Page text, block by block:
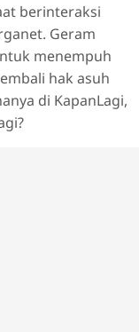
berinteraksi
Geram
menempuh
hak asuh
di KapanLagi,